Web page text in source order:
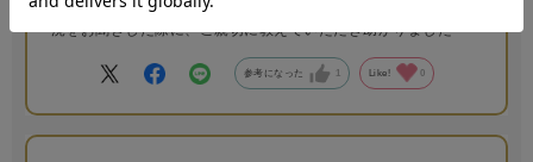
オンラインショップで購入させていただいたのですが、配送状
況をお聞きした際に、ご親切に教えていただき助かりました
参考になった Like! 0